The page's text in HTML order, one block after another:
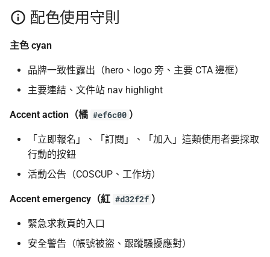
配色使用守則
主色 cyan
品牌一致性露出（hero、logo 旁、主要 CTA 邊框）
主要連結、文件站 nav highlight
Accent action（橘 #ef6c00 ）
「立即報名」、「訂閱」、「加入」這類使用者要採取
行動的按鈕
活動公告（COSCUP、工作坊）
Accent emergency（紅 #d32f2f ）
緊急求救頁的入口
安全警告（帳號被盜、跟蹤騷擾應對）